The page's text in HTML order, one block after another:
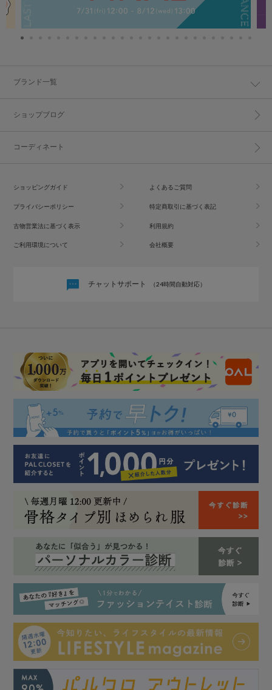
ブランド一覧
ショップブログ
コーディネート
ショッピングガイド よくあるご質問
プライバシーポリシー 特定商取引に基づく表記
古物営業法に基づく表示 利用規約
ご利用環境について 会社概要
チャットサポート （24時間自動対応）